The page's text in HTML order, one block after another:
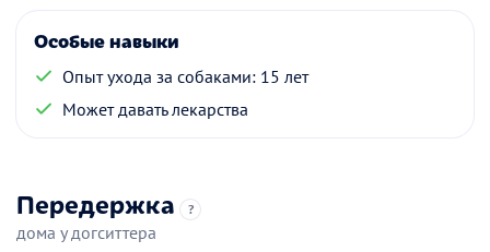
Особые навыки
Опыт ухода за собаками: 15 лет
Может давать лекарства
Передержка ?
дома у догситтера